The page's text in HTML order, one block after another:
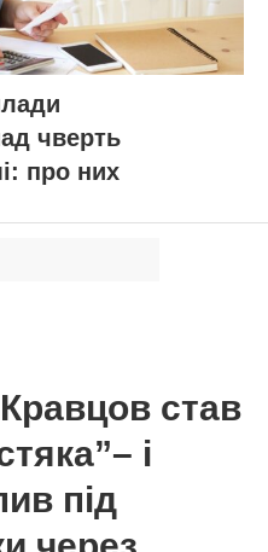
чверть
про них